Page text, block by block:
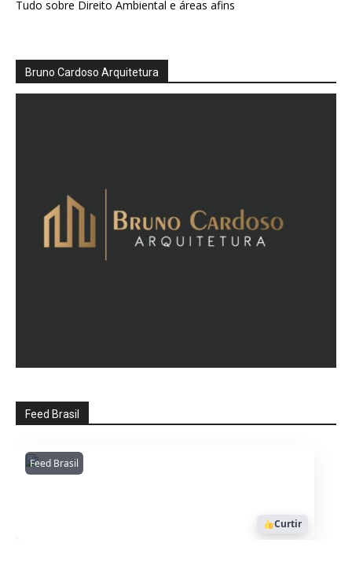
Tudo sobre Direito Ambiental e áreas afins
Bruno Cardoso Arquitetura
Feed Brasil
Feed BrasilAmazonianarede
1053
Curtir